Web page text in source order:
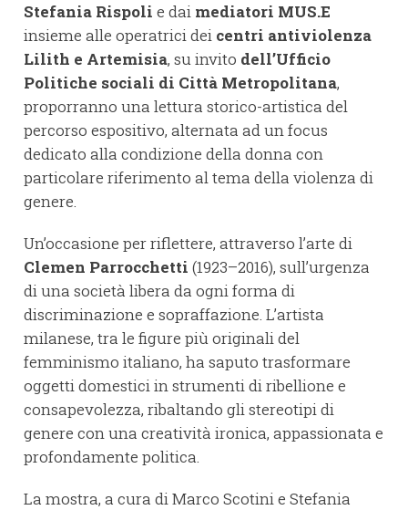
Stefania Rispoli e dai mediatori MUS.E
insieme alle operatrici dei centri antiviolenza
Lilith e Artemisia, su invito dell’Ufficio
Politiche sociali di Città Metropolitana,
proporranno una lettura storico-artistica del
percorso espositivo, alternata ad un focus
dedicato alla condizione della donna con
particolare riferimento al tema della violenza di
genere.
Un’occasione per riflettere, attraverso l’arte di
Clemen Parrocchetti (1923–2016), sull’urgenza
di una società libera da ogni forma di
discriminazione e sopraffazione. L’artista
milanese, tra le figure più originali del
femminismo italiano, ha saputo trasformare
oggetti domestici in strumenti di ribellione e
consapevolezza, ribaltando gli stereotipi di
genere con una creatività ironica, appassionata e
profondamente politica.
La mostra, a cura di Marco Scotini e Stefania